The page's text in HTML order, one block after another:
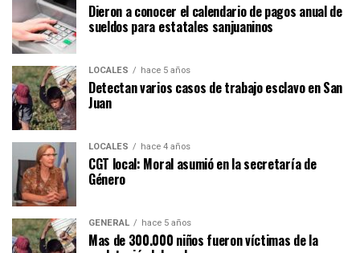
Dieron a conocer el calendario de pagos anual de
sueldos para estatales sanjuaninos
LOCALES hace 5 años
Detectan varios casos de trabajo esclavo en San
Juan
LOCALES hace 4 años
CGT local: Moral asumió en la secretaría de
Género
GENERAL hace 5 años
Mas de 300.000 niños fueron víctimas de la